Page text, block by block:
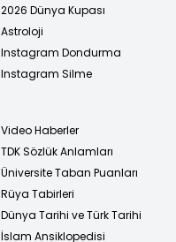
2026 Dünya Kupası
Astroloji
Instagram Dondurma
Instagram Silme
Video Haberler
TDK Sözlük Anlamları
Üniversite Taban Puanları
Rüya Tabirleri
Dünya Tarihi ve Türk Tarihi
İslam Ansiklopedisi